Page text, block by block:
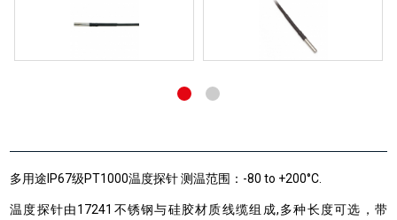
多用途IP67级PT1000温度探针 测温范围：-80 to +200°C.
温度探针由17241不锈钢与硅胶材质线缆组成,多种长度可选，带